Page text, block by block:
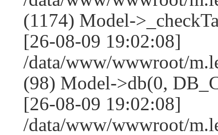
(1174) Model-
[26-08-09 19:02:08]
/data/www/wwwroot/
(98) Model->db(0,
[26-08-09 19:02:08]
/data/www/wwwroot/